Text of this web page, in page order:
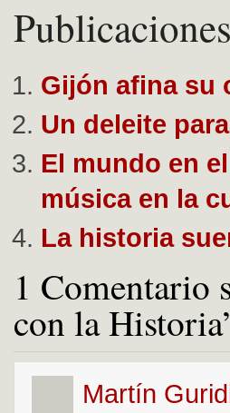
Gijón afina su
Un deleite
El mundo en
música en la
La historia
1 Comentario
con la
Martín